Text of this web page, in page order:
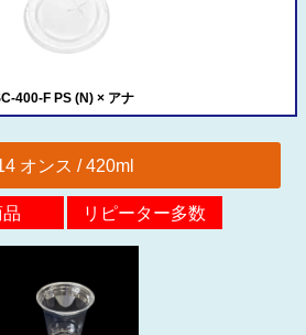
400-F PS (N) × アナ
オンス / 420ml
品 リピーター多数